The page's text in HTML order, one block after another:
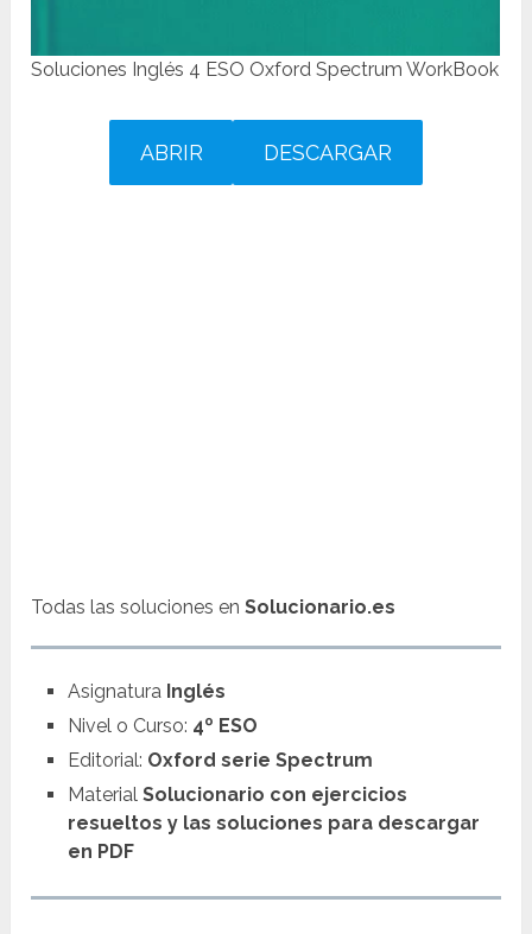
Soluciones Inglés 4 ESO Oxford Spectrum WorkBook
ABRIR DESCARGAR
Todas las soluciones enSolucionario.es
Asignatura Inglés
Nivel o Curso: 4º ESO
Editorial: Oxford serie Spectrum
Material Solucionario con ejercicios
resueltos y las soluciones para descargar
en PDF